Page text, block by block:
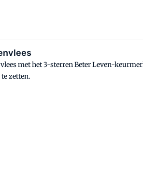
met het 3-sterren Beter Leven-
zetten.